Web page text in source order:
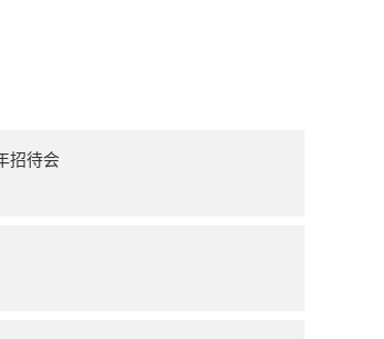
招待会